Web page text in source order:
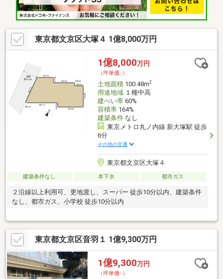
東京都文京区大塚４ 1億8,000万円
1億8,000万円
（坪単価:-）
土地面積100.48m2
用途地域１種中高
建ぺい率60%
容積率164%
建築条件なし
東京メトロ丸ノ内線 新大塚駅 徒歩
6分
その他の交通
東京都文京区大塚４
建築条件なし 本下水 都市ガス
２沿線以上利用可、更地渡し、スーパー 徒歩10分以内、建築条件
なし、都市ガス、小学校 徒歩10分以内
東京都文京区音羽１ 1億9,300万円
1億9,300万円
（坪単価:-）